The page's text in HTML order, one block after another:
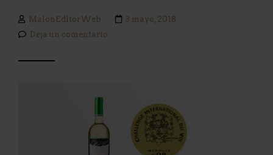
MalonEditorWeb
3 mayo, 2018
Deja un comentario